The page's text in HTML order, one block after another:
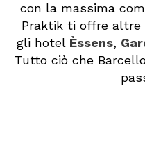
con la massima
Praktik ti offre altre
gli hotel Èssens,
Tutto ciò che